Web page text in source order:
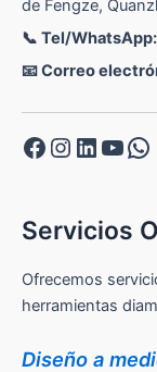
de Fengze,
📞 Tel/WhatsApp:
📧 Correo
Facebook
Instagram
Servicios
Ofrecemos
herramientas
Diseño a